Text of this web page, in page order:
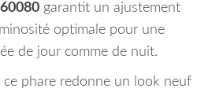
garantit un ajustement
optimale pour une
de jour comme de nuit.
ce phare redonne un look neuf